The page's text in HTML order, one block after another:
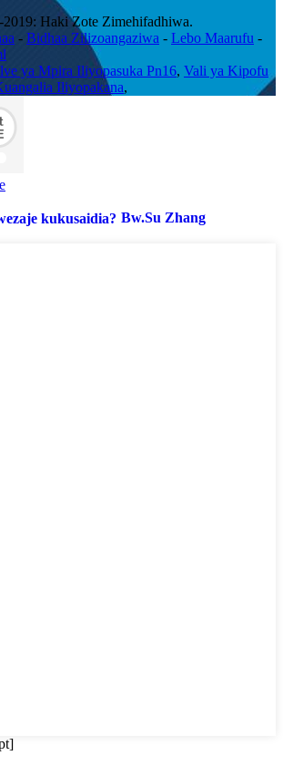
Haki Zote Zimehifadhiwa.
- Bidhaa Zilizoangaziwa - Lebo Maarufu -
ya Mpira Iliyopasuka Pn16, Vali ya Kipofu
Iliyopakana,
Bw.Su Zhang